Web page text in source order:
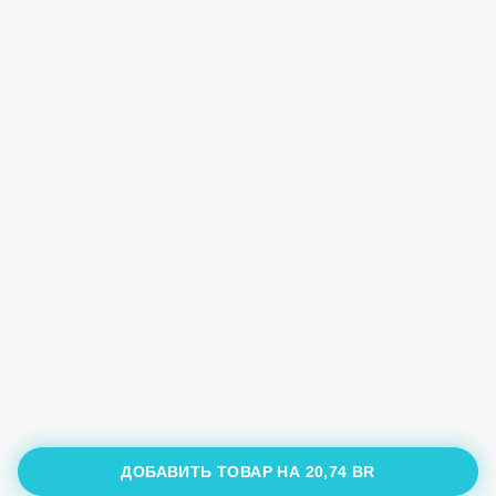
ДОБАВИТЬ ТОВАР НА 20,74 BR